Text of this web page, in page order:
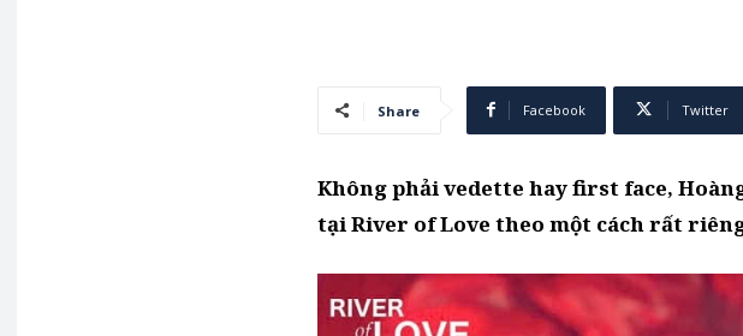
Share Facebook Twitter
Không phải vedette hay first face,
tại River of Love theo một cách rất